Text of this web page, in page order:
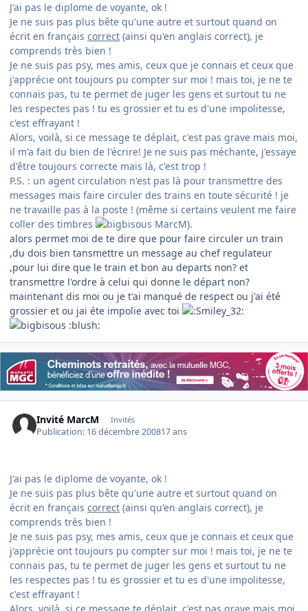
J'ai pas le diplome de voyante, ok !
Je ne suis pas plus bête qu'une autre et surtout quand on
écrit en français correct (ainsi qu'en anglais correct), je
comprends très bien !
Je ne suis pas psy, mes amis, ceux que je connais et ceux que
j'apprécie ont toujours pu compter sur moi ! mais toi, je ne te
connais pas, tu te permet de juger les gens et surtout tu ne
les respectes pas ! tu es grossier et tu es d'une impolitesse,
c'est effrayant !
Alors, voilà, si ce message te déplait, c'est pas grave mais moi,
il m'a fait du bien de l'écrire! Je ne suis pas méchante, j'essaye
d'être toujours correcte mais là, c'est trop !
P.S. : un agent circulation n'est pas là pour transmettre des
messages mais faire circuler des trains en toute sécurité ! je
ne travaille pas à la poste ! (même si certains veulent me faire
coller des timbres
MarcM).
alors permet moi de te dire que pour faire circuler un train
,du dois bien tansmettre un message au chef regulateur
,pour lui dire que le train et bon au departs non? et
transmettre l'ordre à celui qui donne le départ non?
maintenant dis moi ou je t'ai manqué de respect ou j'ai été
grossier et ou jai éte impolie avec toi
:blush:
Invité MarcM Invités
Publication: 16 décembre 200817 ans
J'ai pas le diplome de voyante, ok !
Je ne suis pas plus bête qu'une autre et surtout quand on
écrit en français correct (ainsi qu'en anglais correct), je
comprends très bien !
Je ne suis pas psy, mes amis, ceux que je connais et ceux que
j'apprécie ont toujours pu compter sur moi ! mais toi, je ne te
connais pas, tu te permet de juger les gens et surtout tu ne
les respectes pas ! tu es grossier et tu es d'une impolitesse,
c'est effrayant !